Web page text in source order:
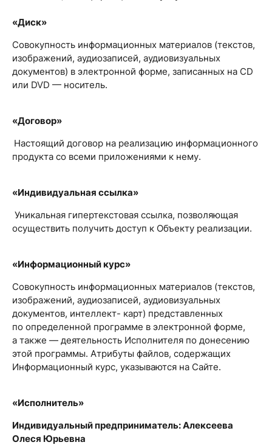
«Диск»
Совокупность информационных материалов (текстов,
изображений, аудиозаписей, аудиовизуальных
документов) в электронной форме, записанных на CD
или DVD — носитель.
«Договор»
Настоящий договор на реализацию информационного
продукта со всеми приложениями к нему.
«Индивидуальная ссылка»
Уникальная гипертекстовая ссылка, позволяющая
осуществить получить доступ к Объекту реализации.
«Информационный курс»
Совокупность информационных материалов (текстов,
изображений, аудиозаписей, аудиовизуальных
документов, интеллект- карт) представленных
по определенной программе в электронной форме,
а также — деятельность Исполнителя по донесению
этой программы. Атрибуты файлов, содержащих
Информационный курс, указываются на Сайте.
«Исполнитель»
Индивидуальный предприниматель: Алексеева
Олеся Юрьевна